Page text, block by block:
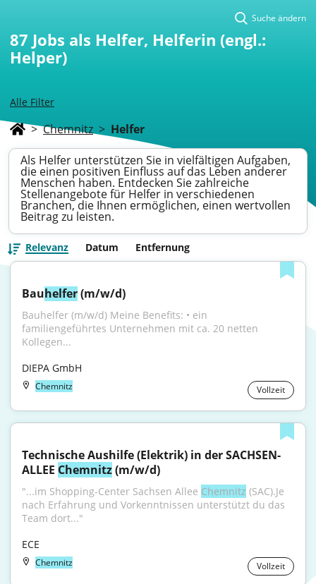
Alle Filter
Suche ändern
87 Jobs als Helfer, Helferin (engl.:
Helper)
> Chemnitz > Helfer
Als Helfer unterstützen Sie in vielfältigen Aufgaben,
die einen positiven Einfluss auf das Leben anderer
Menschen haben. Entdecken Sie zahlreiche
Stellenangebote für Helfer in verschiedenen
Branchen, die Ihnen ermöglichen, einen wertvollen
Beitrag zu leisten.
Relevanz Datum Entfernung
Bauhelfer (m/w/d)
Bauhelfer (m/w/d) Meine Benefits: • ein
familiengeführtes Unternehmen mit ca. 20 netten
Kollegen...
DIEPA GmbH
Chemnitz Vollzeit
Technische Aushilfe (Elektrik) in der SACHSEN-
ALLEE Chemnitz (m/w/d)
"...im Shopping-Center Sachsen Allee Chemnitz (SAC).Je
nach Erfahrung und Vorkenntnissen unterstützt du das
Team dort..."
ECE
Chemnitz Vollzeit